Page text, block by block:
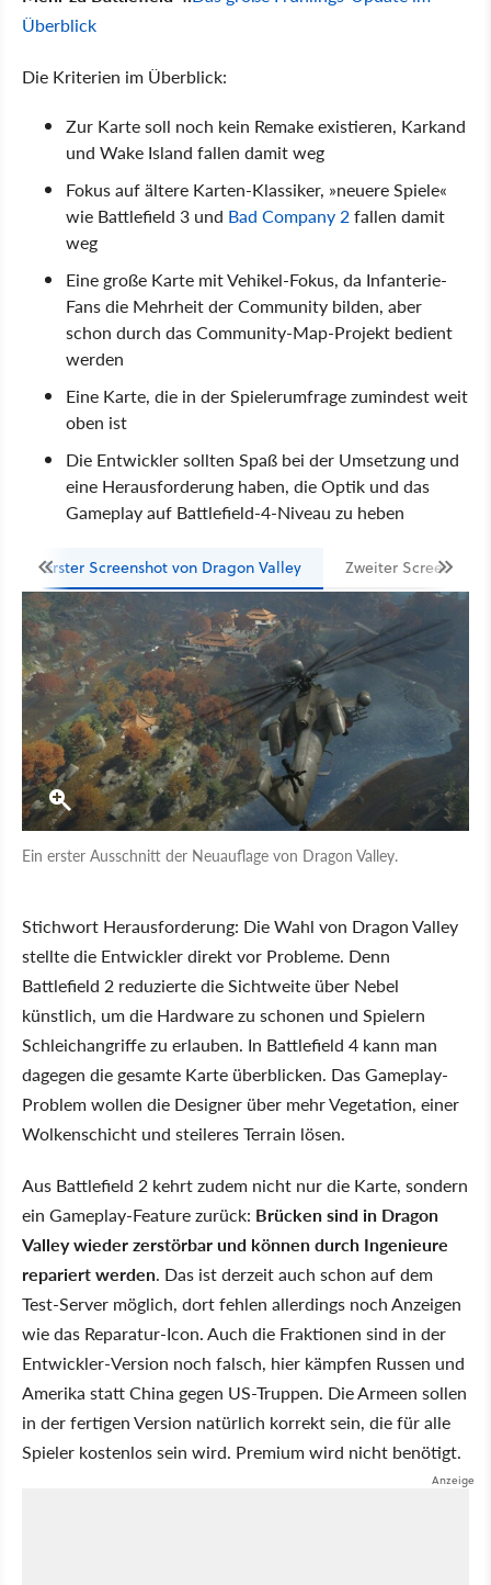
Überblick
Die Kriterien im Überblick:
Zur Karte soll noch kein Remake existieren, Karkand
und Wake Island fallen damit weg
Fokus auf ältere Karten-Klassiker, »neuere Spiele«
wie Battlefield 3 und Bad Company 2fallen damit
weg
Eine große Karte mit Vehikel-Fokus, da Infanterie-
Fans die Mehrheit der Community bilden, aber
schon durch das Community-Map-Projekt bedient
werden
Eine Karte, die in der Spielerumfrage zumindest weit
oben ist
Die Entwickler sollten Spaß bei der Umsetzung und
eine Herausforderung haben, die Optik und das
Gameplay auf Battlefield-4-Niveau zu heben
Erster Screenshot von Dragon Valley Zweiter Screenshot
Ein erster Ausschnitt der Neuauflage von Dragon Valley.
Stichwort Herausforderung: Die Wahl von Dragon Valley
stellte die Entwickler direkt vor Probleme. Denn
Battlefield 2 reduzierte die Sichtweite über Nebel
künstlich, um die Hardware zu schonen und Spielern
Schleichangriffe zu erlauben. In Battlefield 4 kann man
dagegen die gesamte Karte überblicken. Das Gameplay-
Problem wollen die Designer über mehr Vegetation, einer
Wolkenschicht und steileres Terrain lösen.
Aus Battlefield 2 kehrt zudem nicht nur die Karte, sondern
ein Gameplay-Feature zurück: Brücken sind in Dragon
Valley wieder zerstörbar und können durch Ingenieure
repariert werden. Das ist derzeit auch schon auf dem
Test-Server möglich, dort fehlen allerdings noch Anzeigen
wie das Reparatur-Icon. Auch die Fraktionen sind in der
Entwickler-Version noch falsch, hier kämpfen Russen und
Amerika statt China gegen US-Truppen. Die Armeen sollen
in der fertigen Version natürlich korrekt sein, die für alle
Spieler kostenlos sein wird. Premium wird nicht benötigt.